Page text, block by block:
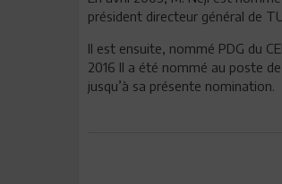
président directeur général de
Il est ensuite, nommé PDG du
2016 Il a été nommé au poste
jusqu’à sa présente nomination.